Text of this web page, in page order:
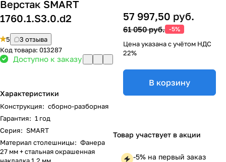
Верстак SMART
1760.1.S3.0.d2
5
3 отзыва
Код товара: 013287
Доступно к заказу
Характеристики
Конструкция: сборно-разборная
Гарантия: 1 год
Серия: SMART
Материал столешницы: Фанера
27 мм + стальная окрашенная
57 997,50 руб.
61 050 руб. -5%
Цена указана с учётом НДС
22%
В корзину
Товар участвует в акции
-5% на первый заказ